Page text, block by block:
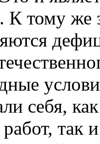
К тому же
себя,
так